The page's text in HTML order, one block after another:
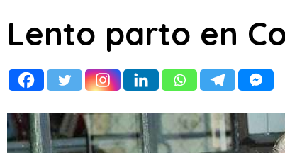
Lento parto en